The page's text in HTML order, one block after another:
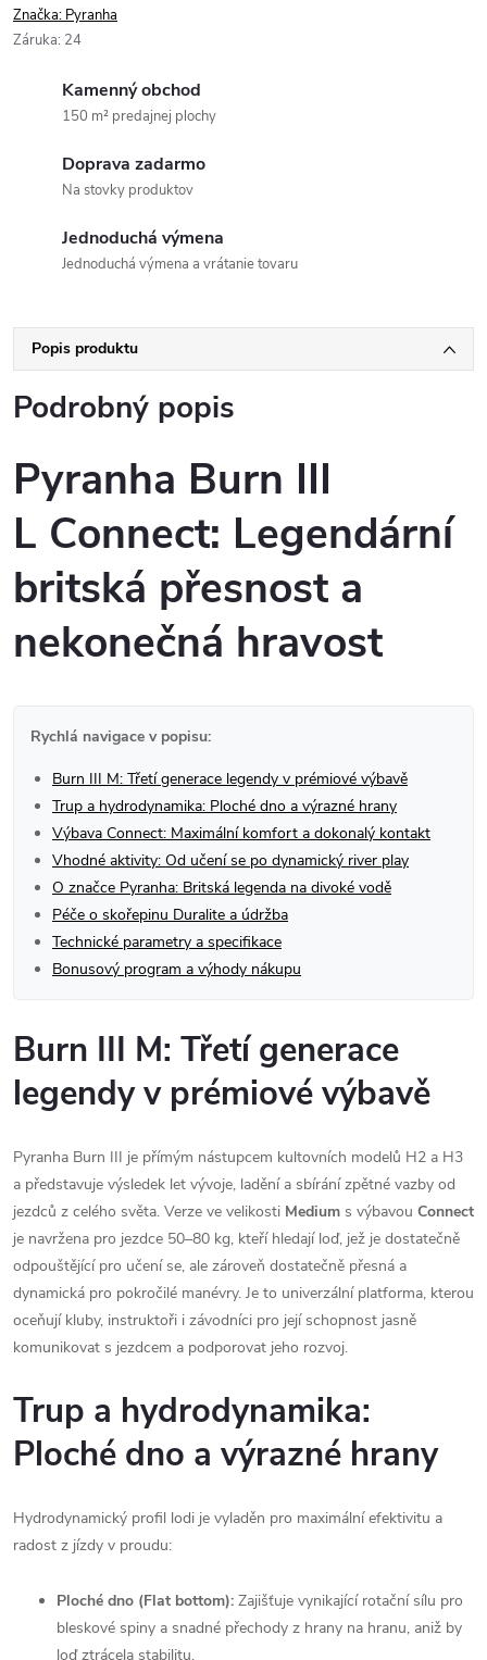
Značka: Pyranha
Záruka: 24
Kamenný obchod
150 m² predajnej plochy
Doprava zadarmo
Na stovky produktov
Jednoduchá výmena
Jednoduchá výmena a vrátanie tovaru
Popis produktu
Podrobný popis
Pyranha Burn III
L Connect: Legendární
britská přesnost a
nekonečná hravost
Rychlá navigace v popisu:
Burn III M: Třetí generace legendy v prémiové výbavě
Trup a hydrodynamika: Ploché dno a výrazné hrany
Výbava Connect: Maximální komfort a dokonalý kontakt
Vhodné aktivity: Od učení se po dynamický river play
O značce Pyranha: Britská legenda na divoké vodě
Péče o skořepinu Duralite a údržba
Technické parametry a specifikace
Bonusový program a výhody nákupu
Burn III M: Třetí generace
legendy v prémiové výbavě
Pyranha Burn III je přímým nástupcem kultovních modelů H2 a H3
a představuje výsledek let vývoje, ladění a sbírání zpětné vazby od
jezdců z celého světa. Verze ve velikosti Medium s výbavou Connect
je navržena pro jezdce 50–80 kg, kteří hledají loď, jež je dostatečně
odpouštějící pro učení se, ale zároveň dostatečně přesná a
dynamická pro pokročilé manévry. Je to univerzální platforma, kterou
oceňují kluby, instruktoři i závodníci pro její schopnost jasně
komunikovat s jezdcem a podporovat jeho rozvoj.
Trup a hydrodynamika:
Ploché dno a výrazné hrany
Hydrodynamický profil lodi je vyladěn pro maximální efektivitu a
radost z jízdy v proudu:
Ploché dno (Flat bottom): Zajišťuje vynikající rotační sílu pro
bleskové spiny a snadné přechody z hrany na hranu, aniž by
loď ztrácela stabilitu.